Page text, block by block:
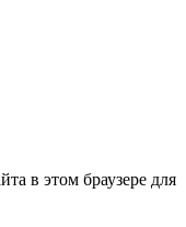
в этом браузере для